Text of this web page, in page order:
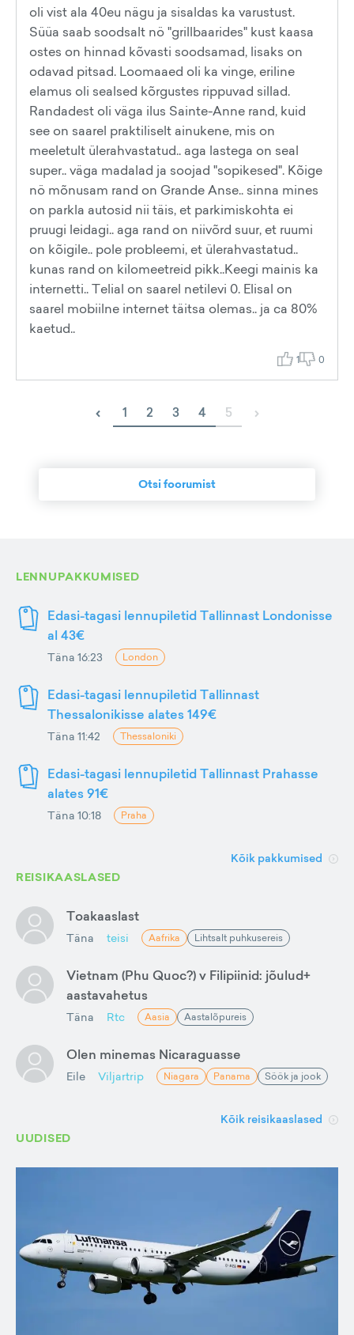
oli vist ala 40eu nägu ja sisaldas ka varustust.
Süüa saab soodsalt nö "grillbaarides" kust kaasa
ostes on hinnad kõvasti soodsamad, lisaks on
odavad pitsad. Loomaaed oli ka vinge, eriline
elamus oli sealsed kõrgustes rippuvad sillad.
Randadest oli väga ilus Sainte-Anne rand, kuid
see on saarel praktiliselt ainukene, mis on
meeletult ülerahvastatud.. aga lastega on seal
super.. väga madalad ja soojad "sopikesed". Kõige
nö mõnusam rand on Grande Anse.. sinna mines
on parkla autosid nii täis, et parkimiskohta ei
pruugi leidagi.. aga rand on niivõrd suur, et ruumi
on kõigile.. pole probleemi, et ülerahvastatud..
kunas rand on kilomeetreid pikk..Keegi mainis ka
internetti.. Telial on saarel netilevi 0. Elisal on
saarel mobiilne internet täitsa olemas.. ja ca 80%
kaetud..
1 0
‹ 1 2 3 4 5 ›
Otsi foorumist
LENNUPAKKUMISED
Edasi-tagasi lennupiletid Tallinnast Londonisse
al 43€
Täna 16:23 London
Edasi-tagasi lennupiletid Tallinnast
Thessalonikisse alates 149€
Täna 11:42 Thessaloniki
Edasi-tagasi lennupiletid Tallinnast Prahasse
alates 91€
Täna 10:18 Praha
Kõik pakkumised
REISIKAASLASED
Toakaaslast
Täna teisi Aafrika Lihtsalt puhkusereis
Vietnam (Phu Quoc?) v Filipiinid: jõulud+
aastavahetus
Täna Rtc Aasia Aastalõpureis
Olen minemas Nicaraguasse
Eile Viljartrip Niagara Panama Söök ja jook
Kõik reisikaaslased
UUDISED